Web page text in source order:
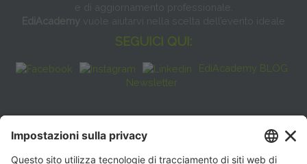
e di aggiornamento professionale.
EdiAcademy vuole aiutarvi nella scelta dell’evento ideale
SEGUICI QUI:
EdiAcademy BLOG
Newsletter
FAQ